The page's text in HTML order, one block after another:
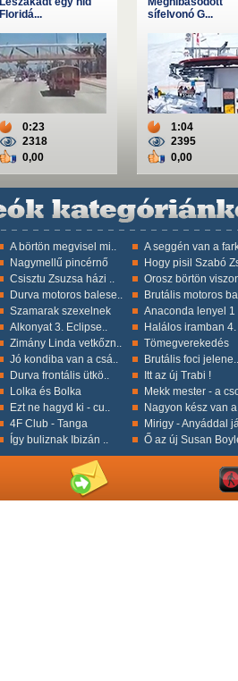
Floridá...
0:23
2318
0,00
sífelvonó G...
1:04
2395
0,00
A börtön megvisel mi.. A seggén van a
Nagymellű pincérnő Hogy pisil Szabó
Csisztu Zsuzsa házi .. Orosz börtön
Durva motoros balese.. Brutális motoros
Szamarak szexelnek Anaconda lenyel 1
Alkonyat 3. Eclipse.. Halálos iramban 4.
Zimány Linda vetkőzn.. Tömegverekedés
Jó kondiba van a csá.. Brutális foci jelene..
Durva frontális ütkö.. Itt az új Trabi !
Lolka és Bolka Mekk mester - a
Ezt ne hagyd ki - cu.. Nagyon kész van
4F Club - Tanga Mirigy - Anyáddal
Így buliznak Ibizán .. Ő az új Susan